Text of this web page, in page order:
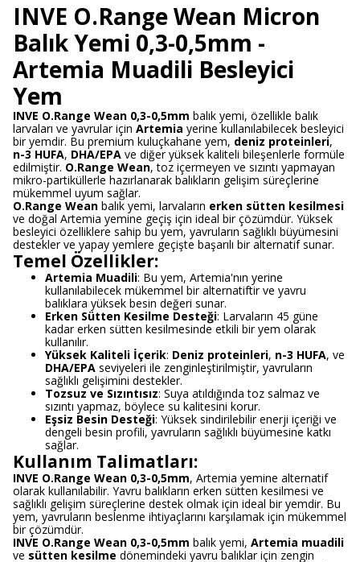
INVE O.Range Wean Micron
Balık Yemi 0,3-0,5mm -
Artemia Muadili Besleyici
Yem
INVE O.Range Wean 0,3-0,5mm balık yemi, özellikle balık
larvaları ve yavrular için Artemia yerine kullanılabilecek besleyici
bir yemdir. Bu premium kuluçkahane yem, deniz proteinleri,
n-3 HUFA, DHA/EPA ve diğer yüksek kaliteli bileşenlerle formüle
edilmiştir. O.Range Wean, toz içermeyen ve sızıntı yapmayan
mikro-partiküllerle hazırlanarak balıkların gelişim süreçlerine
mükemmel uyum sağlar.
O.Range Wean balık yemi, larvaların erken sütten kesilmesi
ve doğal Artemia yemine geçiş için ideal bir çözümdür. Yüksek
besleyici özelliklere sahip bu yem, yavruların sağlıklı büyümesini
destekler ve yapay yemlere geçişte başarılı bir alternatif sunar.
Temel Özellikler:
Artemia Muadili: Bu yem, Artemia'nın yerine
kullanılabilecek mükemmel bir alternatiftir ve yavru
balıklara yüksek besin değeri sunar.
Erken Sütten Kesilme Desteği: Larvaların 45 güne
kadar erken sütten kesilmesinde etkili bir yem olarak
kullanılır.
Yüksek Kaliteli İçerik: Deniz proteinleri, n-3 HUFA, ve
DHA/EPA seviyeleri ile zenginleştirilmiştir, yavruların
sağlıklı gelişimini destekler.
Tozsuz ve Sızıntısız: Suya atıldığında toz salmaz ve
sızıntı yapmaz, böylece su kalitesini korur.
Eşsiz Besin Desteği: Yüksek sindirilebilir enerji içeriği ve
dengeli besin profili, yavruların sağlıklı büyümesine katkı
sağlar.
Kullanım Talimatları:
INVE O.Range Wean 0,3-0,5mm, Artemia yemine alternatif
olarak kullanılabilir. Yavru balıkların erken sütten kesilmesi ve
sağlıklı gelişim süreçlerine destek olmak için ideal bir yemdir. Bu
yem, yavruların beslenme ihtiyaçlarını karşılamak için mükemmel
bir çözümdür.
INVE O.Range Wean 0,3-0,5mm balık yemi, Artemia muadili
ve sütten kesilme dönemindeki yavru balıklar için zengin